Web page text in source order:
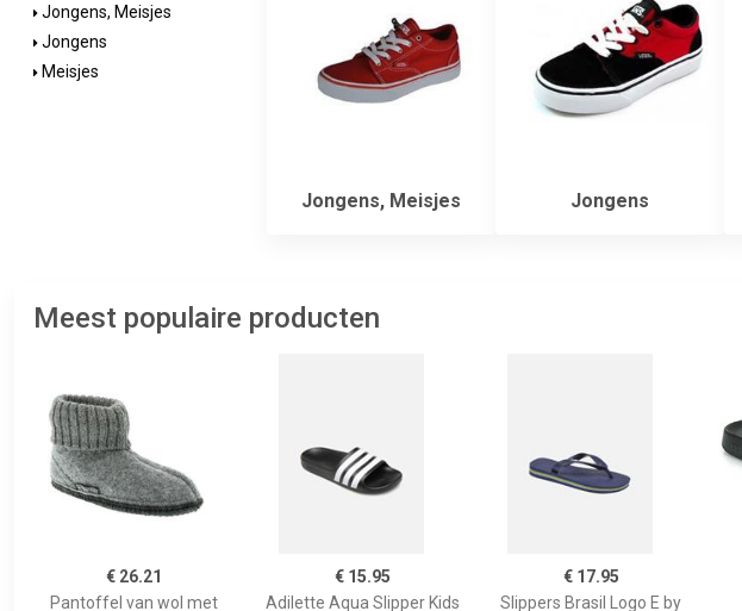
Jongens, Meisjes
Jongens
Meisjes
Jongens, Meisjes Jongens
Meest populaire producten
€ 26.21
Pantoffel van wol met
€ 15.95
Adilette Aqua Slipper Kids
€ 17.95
Slippers Brasil Logo E by